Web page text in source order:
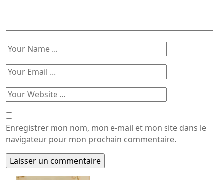
Enregistrer mon nom, mon e-mail et mon site dans le
navigateur pour mon prochain commentaire.